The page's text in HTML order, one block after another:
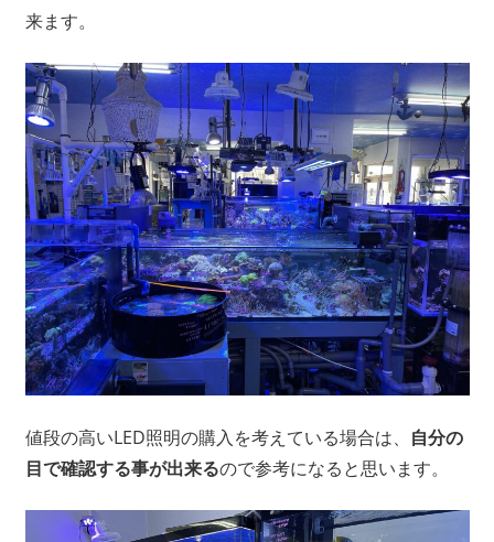
来ます。
値段の高いLED照明の購入を考えている場合は、
自分の
目で確認する事が出来るので参考になると思います。